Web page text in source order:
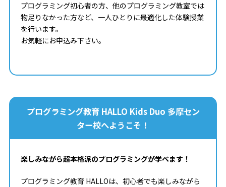
プログラミング初心者の方、他のプログラミング教室では
物足りなかった方など、一人ひとりに最適化した体験授業
を行います。
お気軽にお申込み下さい。
プログラミング教育 HALLO Kids Duo 多摩セン
ター校へようこそ！
楽しみながら超本格派のプログラミングが学べます！
プログラミング教育 HALLOは、初心者でも楽しみながら